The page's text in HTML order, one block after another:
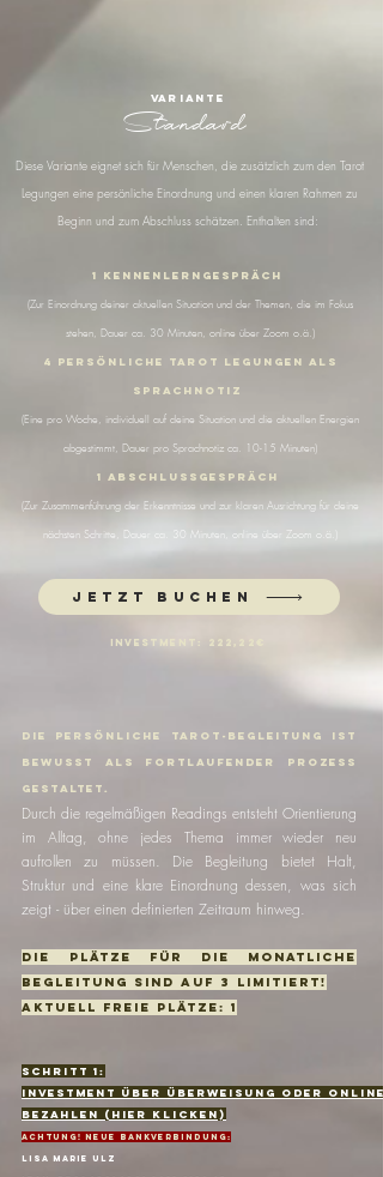
Diese Variante eignet sich für Menschen, die zusätzlich zum den Tarot
Legungen eine persönliche Einordnung und einen klaren Rahmen zu
Beginn und zum Abschluss schätzen. Enthalten sind:
1 Kennenlerngespräch
(Zur Einordnung deiner aktuellen Situation und der Themen, die im Fokus
stehen, Dauer ca. 30 Minuten, online über Zoom o.ä.)
4 Persönliche tarot legungen als
sprachnotiz
(Eine pro Woche, individuell auf deine Situation und die aktuellen Energien
abgestimmt, Dauer pro Sprachnotiz ca. 10-15 Minuten)
1 Abschlussgespräch
(Zur Zusammenführung der Erkenntnisse und zur klaren Ausrichtung für deine
nächsten Schritte, Dauer ca. 30 Minuten, online über Zoom o.ä.)
Jetzt buchen
Standard
Variante
Investment: 222,22€
Die persönliche Tarot-Begleitung ist
bewusst als fortlaufender Prozess
gestaltet.
Durch die regelmäßigen Readings entsteht Orientierung
im Alltag, ohne jedes Thema immer wieder neu
aufrollen zu müssen. Die Begleitung bietet Halt,
Struktur und eine klare Einordnung dessen, was sich
zeigt - über einen definierten Zeitraum hinweg.
Die plätze für die monatliche
begleitung sind auf 3 limitiert!
aktuell freie plätze: 1
Schritt 1:
Investment über Überweisung oder Online
bezahlen (hier klicken)
ACHTUNG! NEUE Bankverbindung:
lisa marie ulz